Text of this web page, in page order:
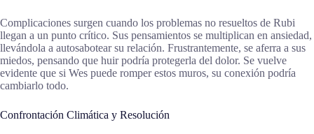
Complicaciones surgen cuando los problemas no resueltos de Rubi
llegan a un punto crítico. Sus pensamientos se multiplican en ansiedad,
llevándola a autosabotear su relación. Frustrantemente, se aferra a sus
miedos, pensando que huir podría protegerla del dolor. Se vuelve
evidente que si Wes puede romper estos muros, su conexión podría
cambiarlo todo.
Confrontación Climática y Resolución